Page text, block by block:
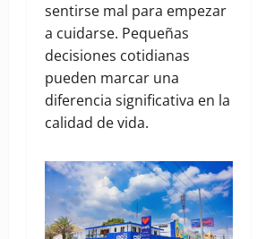
sentirse mal para empezar
a cuidarse. Pequeñas
decisiones cotidianas
pueden marcar una
diferencia significativa en la
calidad de vida.